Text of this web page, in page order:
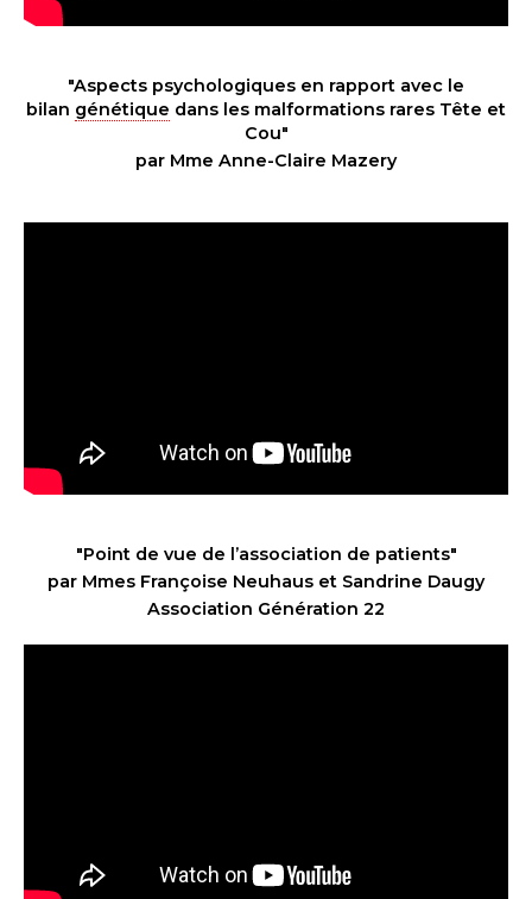
"Aspects psychologiques en rapport avec le
bilan génétique dans les malformations rares Tête et
Cou"
par Mme Anne-Claire Mazery
"Point de vue de l’association de patients"
par Mmes Françoise Neuhaus et Sandrine Daugy
Association Génération 22